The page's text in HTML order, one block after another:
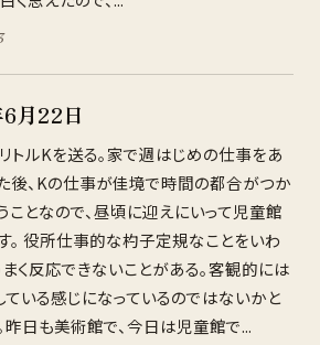
月22日
トルKを送る。家で週はじめの仕事をあ
後、Kの仕事が佳境で時間の都合がつか
ことなので、昼頃に迎えにいって児童館
。 役所仕事的な杓子定規なことをいわ
まく反応できないことがある。客観的には
ている感じになっているのではないかと
昨日も美術館で、今日は児童館で...